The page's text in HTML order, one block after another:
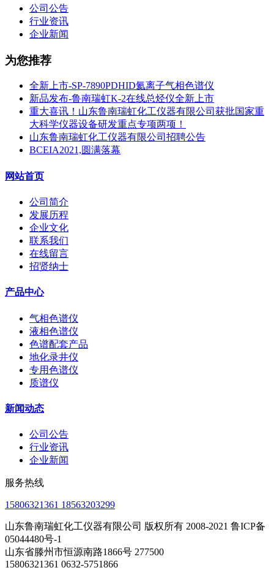
公司公告
行业资讯
企业新闻
为您推荐
全新上市-SP-7890PDHID氦离子气相色谱仪
新品发布-鲁南瑞虹K-2在线总烃仪全新上市
重大喜讯！山东鲁南瑞虹化工仪器有限公司获批国家重
大科学仪器设备研发重点专项两项！
山东鲁南瑞虹化工仪器有限公司招聘公告
BCEIA2021,圆满落幕
网站首页
公司简介
发展历程
企业文化
联系我们
在线留言
招贤纳士
产品中心
气相色谱仪
液相色谱仪
色谱配套产品
地化录井仪
专用色谱仪
质谱仪
新闻动态
公司公告
行业资讯
企业新闻
服务热线
15806321361 18563203299
山东鲁南瑞虹化工仪器有限公司 版权所有 2008-2021 鲁ICP备
05044480号-1
山东省滕州市恒源南路1866号 277500
15806321361 0632-5751866